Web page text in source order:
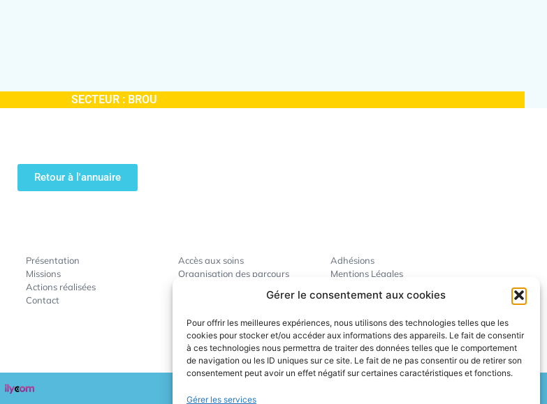
Gérer le consentement aux cookies
Pour offrir les meilleures expériences, nous utilisons des technologies telles que les
cookies pour stocker et/ou accéder aux informations des appareils. Le fait de consentir
à ces technologies nous permettra de traiter des données telles que le comportement
de navigation ou les ID uniques sur ce site. Le fait de ne pas consentir ou de retirer son
consentement peut avoir un effet négatif sur certaines caractéristiques et fonctions.
Gérer les services
SECTEUR : BROU
Retour à l'annuaire
Présentation
Missions
Actions réalisées
Contact
Accès aux soins
Organisation des parcours
Actions de prévention
Adhésions
Mentions Légales